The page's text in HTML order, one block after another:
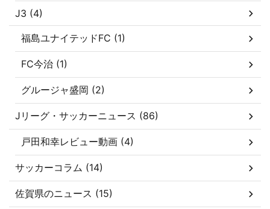
J3 (4)
福島ユナイテッドFC (1)
FC今治 (1)
グルージャ盛岡 (2)
Jリーグ・サッカーニュース (86)
戸田和幸レビュー動画 (4)
サッカーコラム (14)
佐賀県のニュース (15)